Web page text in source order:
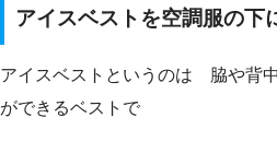
アイスベストを空調服の下
アイスベストというのは 脇や背
ができるベストで